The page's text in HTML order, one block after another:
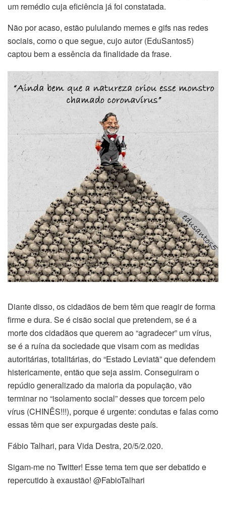
um remédio cuja eficiência já foi constatada.
Não por acaso, estão pululando memes e gifs nas redes
sociais, como o que segue, cujo autor (EduSantos5)
captou bem a essência da finalidade da frase.
Diante disso, os cidadãos de bem têm que reagir de forma
firme e dura. Se é cisão social que pretendem, se é a
morte dos cidadãos que querem ao “agradecer” um vírus,
se é a ruína da sociedade que visam com as medidas
autoritárias, totalitárias, do “Estado Leviatã” que defendem
histericamente, então que seja assim. Conseguiram o
repúdio generalizado da maioria da população, vão
terminar no “isolamento social” desses que torcem pelo
vírus (CHINÊS!!!), porque é urgente: condutas e falas como
essas têm que ser expurgadas deste país.
Fábio Talhari, para Vida Destra, 20/5/2.020.
Sigam-me no Twitter! Esse tema tem que ser debatido e
repercutido à exaustão! @FabioTalhari